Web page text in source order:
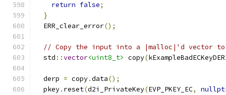
return false;
}
  ERR_clear_error
();
// Copy the input into a |malloc|'d vector to
  std
::vector<uint8_t> copy(
  derp
= copy.data();
  pkey
. reset(d2i_PrivateKey(EVP_PKEY_EC,